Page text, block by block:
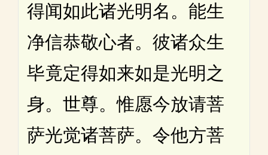
得闻如此诸光明名。能生
净信恭敬心者。彼诸众生
毕竟定得如来如是光明之
身。世尊。惟愿今放请菩
萨光觉诸菩萨。令他方菩